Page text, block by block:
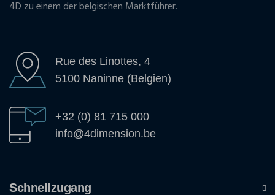
4D zu einem der belgischen Marktführer.
Rue des Linottes, 4
5100 Naninne (Belgien)
+32 (0) 81 715 000
info@4dimension.be
Schnellzugang